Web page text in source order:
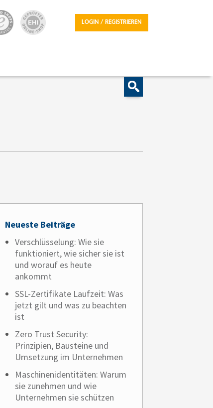
Neueste Beiträge
Verschlüsselung: Wie sie
funktioniert, wie sicher sie ist
und worauf es heute
ankommt
SSL-Zertifikate Laufzeit: Was
jetzt gilt und was zu beachten
ist
Zero Trust Security:
Prinzipien, Bausteine und
Umsetzung im Unternehmen
Maschinenidentitäten: Warum
sie zunehmen und wie
Unternehmen sie schützen